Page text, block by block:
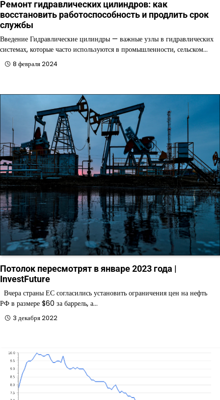
Ремонт гидравлических цилиндров: как
восстановить работоспособность и продлить срок
службы
Введение Гидравлические цилиндры — важные узлы в гидравлических
системах, которые часто используются в промышленности, сельском…
8 февраля 2024
Потолок пересмотрят в январе 2023 года |
InvestFuture
Вчера страны ЕС согласились установить ограничения цен на нефть
РФ в размере $60 за баррель, а…
3 декабря 2022